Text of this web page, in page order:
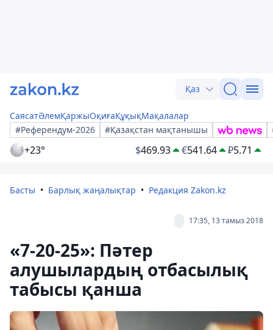
Қаз
СаясатӘлемҚаржыОқиғаҚұқықМақалалар
#Референдум-2026
#Қазақстан мақтанышы
+23° $469.93 €541.64 ₽5.71
Басты Барлық жаңалықтар Редакция Zakon.kz
17:35, 13 тамыз 2018
«7-20-25»: Пәтер
алушылардың отбасылық
табысы қанша